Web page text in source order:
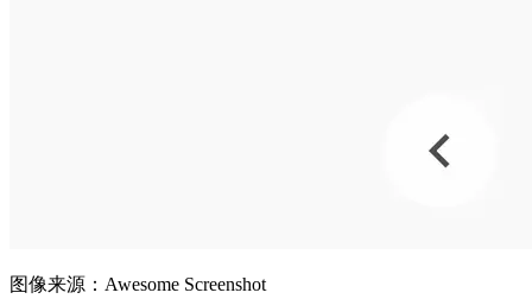
图像来源：Awesome Screenshot